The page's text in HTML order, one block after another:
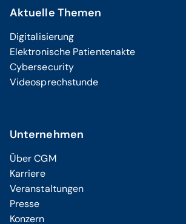
Aktuelle Themen
Digitalisierung
Elektronische Patientenakte
Cybersecurity
Videosprechstunde
Unternehmen
Über CGM
Karriere
Veranstaltungen
Presse
Konzern